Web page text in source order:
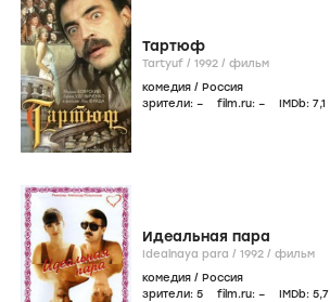
Тартюф
Tartyuf / 1992 / фильм
комедия / Россия
зрители: – film.ru: – IMDb: 7,1
Идеальная пара
Idealnaya para / 1992 / фильм
комедия / Россия
зрители: 5 film.ru: – IMDb: 5,7